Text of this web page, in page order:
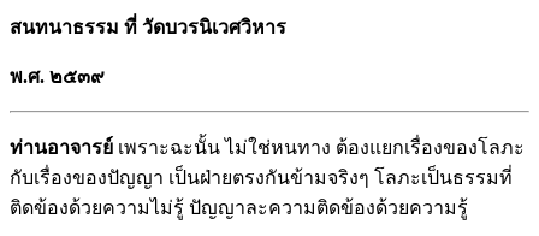
สนทนาธรรม ที่ วัดบวรนิเวศวิหาร
พ.ศ. ๒๕๓๙
ท่านอาจารย์ เพราะฉะนั้น ไม่ใช่หนทาง ต้องแยกเรื่องของโลภะ
กับเรื่องของปัญญา เป็นฝ่ายตรงกันข้ามจริงๆ โลภะเป็นธรรมที่
ติดข้องด้วยความไม่รู้ ปัญญาละความติดข้องด้วยความรู้